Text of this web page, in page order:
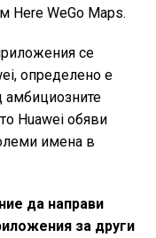
Here WeGo Maps.
се
определено е
амбициозните
Huawei обяви
имена в
да направи
за други